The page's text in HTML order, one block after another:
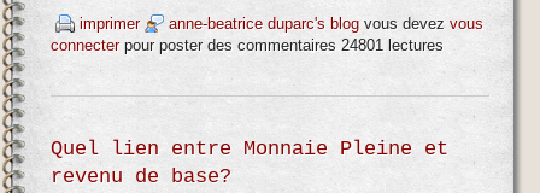
imprimer
anne-beatrice duparc's blog vous devezvous
connecterpour poster des commentaires 24801 lectures
Quel lien entre Monnaie Pleine et
revenu de base?